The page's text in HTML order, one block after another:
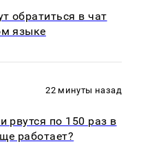
обратиться в чат
языке
22 минуты назад
рвутся по 150 раз в
работает?